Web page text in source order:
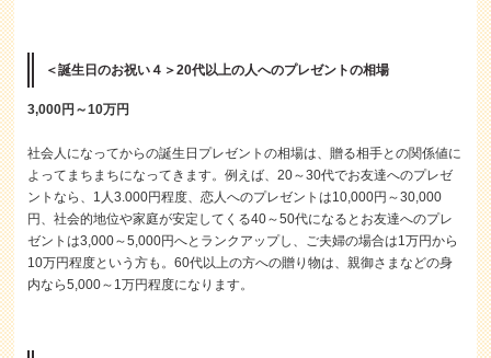
＜誕生日のお祝い４＞20代以上の人へのプレゼントの相場
3,000円～10万円
社会人になってからの誕生日プレゼントの相場は、贈る相手との関係値に
よってまちまちになってきます。例えば、20～30代でお友達へのプレゼ
ントなら、1人3.000円程度、恋人へのプレゼントは10,000円～30,000
円、社会的地位や家庭が安定してくる40～50代になるとお友達へのプレ
ゼントは3,000～5,000円へとランクアップし、ご夫婦の場合は1万円から
10万円程度という方も。60代以上の方への贈り物は、親御さまなどの身
内なら5,000～1万円程度になります。